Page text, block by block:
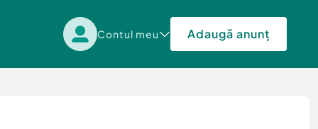
Contul meu Adaugă anunț